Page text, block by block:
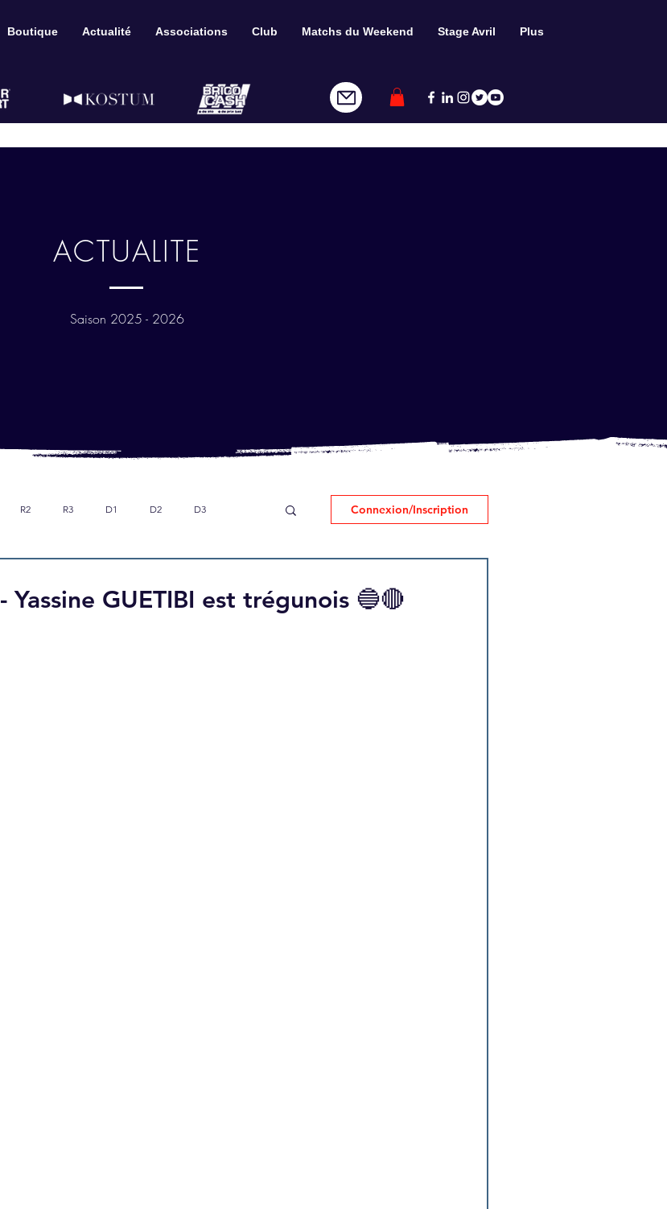
Boutique Actualité Associations Club Matchs du Weekend Stage Avril Plus
ACTUALITE
Saison 2025 - 2026
R2 R3 D1 D2 D3 Connexion/Inscription
GUETIBI est trégunois 🔵🔴